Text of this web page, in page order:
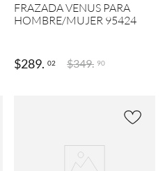
FRAZADA VENUS PARA
HOMBRE/MUJER 95424
$289. 02 $349. 90